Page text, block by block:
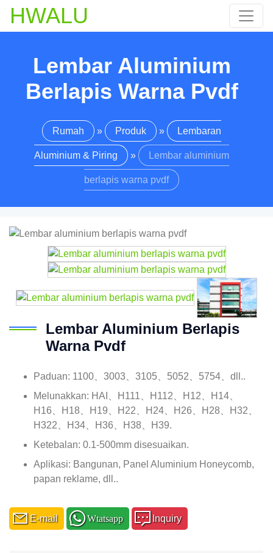
HWALU
Lembar Aluminium
Berlapis Warna Pvdf
Rumah » Produk » Lembaran
Aluminium & Piring » Lembar aluminium
berlapis warna pvdf
Lembar Aluminium Berlapis
Warna Pvdf
Paduan: 1100、3003、3105、5052、5754、dll..
Melunakkan: HAI、H111、H112、H12、H14、
H16、H18、H19、H22、H24、H26、H28、H32、
H322、H34、H36、H38、H39.
Ketebalan: 0.1-500mm disesuaikan.
Aplikasi: Bangunan, Panel Aluminium Honeycomb,
papan reklame, dll..
E-mail Wtatsapp Inquiry